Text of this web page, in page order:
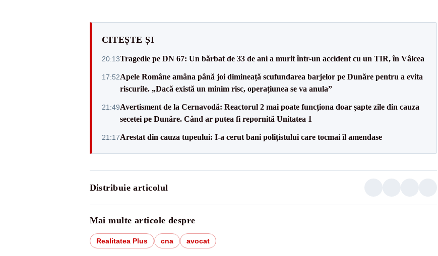
CITEȘTE ȘI
20:13Tragedie pe DN 67: Un bărbat de 33 de ani a murit într-un accident cu un TIR, în Vâlcea
17:52Apele Române amâna până joi dimineață scufundarea barjelor pe Dunăre pentru a evita
riscurile. „Dacă există un minim risc, operațiunea se va anula”
21:49Avertisment de la Cernavodă: Reactorul 2 mai poate funcționa doar șapte zile din cauza
secetei pe Dunăre. Când ar putea fi repornită Unitatea 1
21:17Arestat din cauza tupeului: I-a cerut bani polițistului care tocmai îl amendase
Distribuie articolul
Mai multe articole despre
Realitatea Plus cna avocat